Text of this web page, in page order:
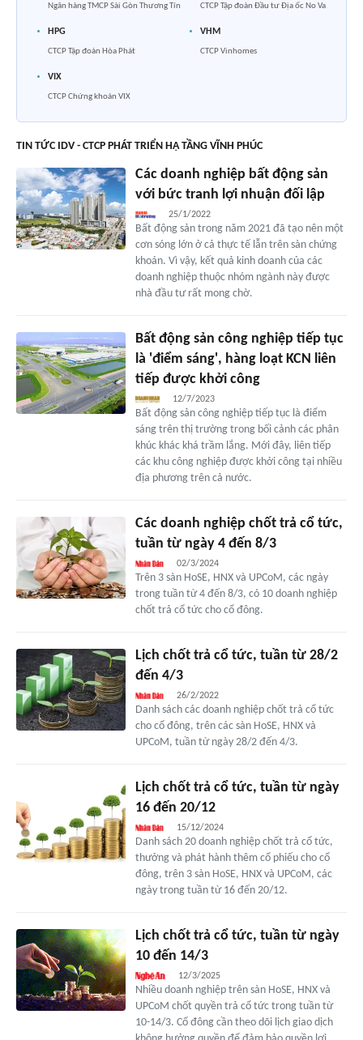
Ngân hàng TMCP Sài Gòn Thương Tín
CTCP Tập đoàn Đầu tư Địa ốc No Va
HPG
CTCP Tập đoàn Hòa Phát
VHM
CTCP Vinhomes
VIX
CTCP Chứng khoán VIX
TIN TỨC IDV - CTCP PHÁT TRIỂN HẠ TẦNG VĨNH PHÚC
Các doanh nghiệp bất động sản
với bức tranh lợi nhuận đối lập
25/1/2022
Bất động sản trong năm 2021 đã tạo nên một
cơn sóng lớn ở cả thực tế lẫn trên sàn chứng
khoán. Vì vậy, kết quả kinh doanh của các
doanh nghiệp thuộc nhóm ngành này được
nhà đầu tư rất mong chờ.
Bất động sản công nghiệp tiếp tục
là 'điểm sáng', hàng loạt KCN liên
tiếp được khởi công
12/7/2023
Bất động sản công nghiệp tiếp tục là điểm
sáng trên thị trường trong bối cảnh các phân
khúc khác khá trầm lắng. Mới đây, liên tiếp
các khu công nghiệp được khởi công tại nhiều
địa phương trên cả nước.
Các doanh nghiệp chốt trả cổ tức,
tuần từ ngày 4 đến 8/3
02/3/2024
Trên 3 sàn HoSE, HNX và UPCoM, các ngày
trong tuần từ 4 đến 8/3, có 10 doanh nghiệp
chốt trả cổ tức cho cổ đông.
Lịch chốt trả cổ tức, tuần từ 28/2
đến 4/3
26/2/2022
Danh sách các doanh nghiệp chốt trả cổ tức
cho cổ đông, trên các sàn HoSE, HNX và
UPCoM, tuần từ ngày 28/2 đến 4/3.
Lịch chốt trả cổ tức, tuần từ ngày
16 đến 20/12
15/12/2024
Danh sách 20 doanh nghiệp chốt trả cổ tức,
thưởng và phát hành thêm cổ phiếu cho cổ
đông, trên 3 sàn HoSE, HNX và UPCoM, các
ngày trong tuần từ 16 đến 20/12.
Lịch chốt trả cổ tức, tuần từ ngày
10 đến 14/3
12/3/2025
Nhiều doanh nghiệp trên sàn HoSE, HNX và
UPCoM chốt quyền trả cổ tức trong tuần từ
10-14/3. Cổ đông cần theo dõi lịch giao dịch